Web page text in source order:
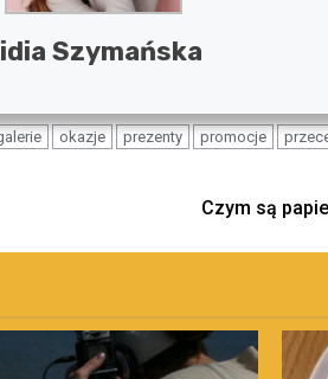
Szymańska
okazje prezenty promocje
Czym są